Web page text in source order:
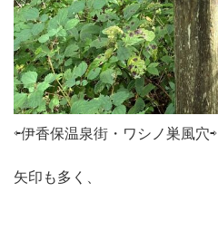
⇦伊香保温泉街・ワシノ巣風穴⇨
矢印も多く、